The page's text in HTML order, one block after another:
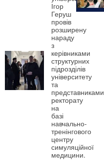
Ігор
Геруш
провів
розширену
нараду
з
керівниками
структурних
підрозділів
університету
та
представниками
ректорату
на
базі
навчально-
тренінгового
центру
симуляційної
медицини.